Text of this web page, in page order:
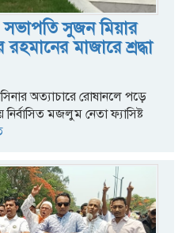
সভাপতি সুজন মিয়ার
রহমানের মাজারে শ্রদ্ধা
অত্যাচারে রোষানলে পড়ে
মজলুম নেতা ফ্যাসিষ্ট